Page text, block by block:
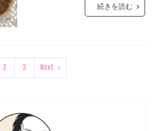
続きを読む
2 3 Next